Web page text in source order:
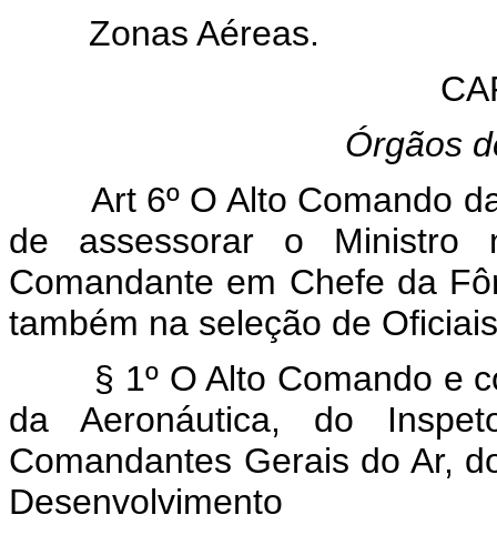
Zonas Aéreas.
Órgãos
Art 6º O Alto Comando da
de assessorar o Ministro
Comandante em Chefe da
também na seleção de
§ 1º O Alto Comando e
da Aeronáutica, do
Comandantes Gerais do Ar,
Desenvolvimento